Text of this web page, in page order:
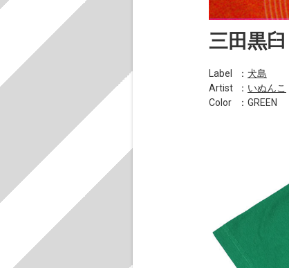
三田黒臼
Label ： 犬島
Artist
： いぬんこ
Color
：GREEN